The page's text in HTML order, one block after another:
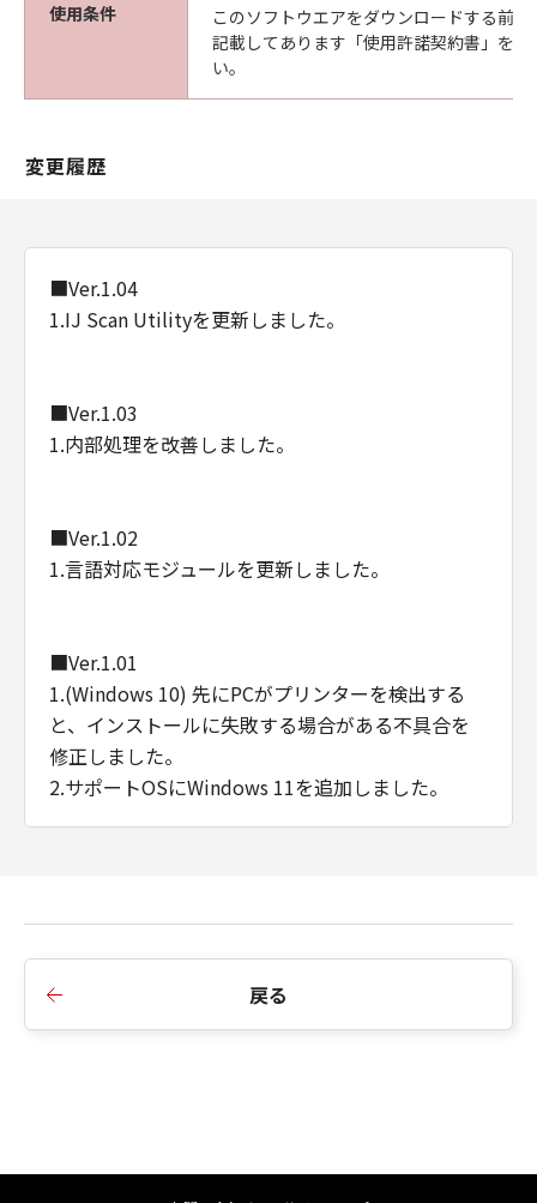
使用条件
このソフトウエアをダウンロードする前
記載してあります「使用許諾契約書」を
い。
変更履歴
■Ver.1.04
1.IJ Scan Utilityを更新しました。
■Ver.1.03
1.内部処理を改善しました。
■Ver.1.02
1.言語対応モジュールを更新しました。
■Ver.1.01
1.(Windows 10) 先にPCがプリンターを検出する
と、インストールに失敗する場合がある不具合を
修正しました。
2.サポートOSにWindows 11を追加しました。
戻る